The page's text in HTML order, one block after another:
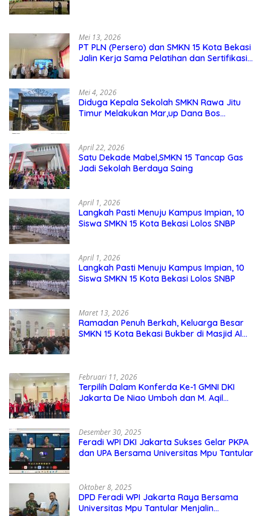
Mei 13, 2026
PT PLN (Persero) dan SMKN 15 Kota Bekasi
Jalin Kerja Sama Pelatihan dan Sertifikasi
Mei 4, 2026
Diduga Kepala Sekolah SMKN Rawa Jitu
Timur Melakukan Mar,up Dana Bos
April 22, 2026
Satu Dekade Mabel,SMKN 15 Tancap Gas
Jadi Sekolah Berdaya Saing
April 1, 2026
Langkah Pasti Menuju Kampus Impian, 10
Siswa SMKN 15 Kota Bekasi Lolos SNBP
April 1, 2026
Langkah Pasti Menuju Kampus Impian, 10
Siswa SMKN 15 Kota Bekasi Lolos SNBP
Maret 13, 2026
Ramadan Penuh Berkah, Keluarga Besar
SMKN 15 Kota Bekasi Bukber di Masjid Al
Februari 11, 2026
Terpilih Dalam Konferda Ke-1 GMNI DKI
Jakarta De Niao Umboh dan M. Aqil
Desember 30, 2025
Feradi WPI DKI Jakarta Sukses Gelar PKPA
dan UPA Bersama Universitas Mpu Tantular
Oktober 8, 2025
DPD Feradi WPI Jakarta Raya Bersama
Universitas Mpu Tantular Menjalin